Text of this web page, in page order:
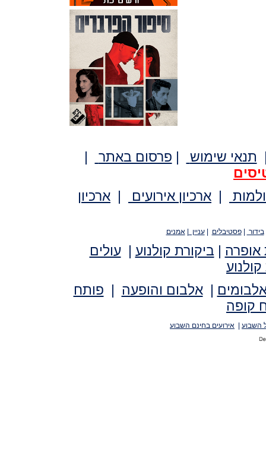
תנאי שימוש | פרסום באתר
|
| ארכיון אירועים | ארכיון
בידור |פסטיבלים |עניין |אמנים
אופרה | ביקורת קולנוע |עולים
קולנוע
|אלבום והופעה | פותח
קופה
השבוע אירועים בחינם השבוע